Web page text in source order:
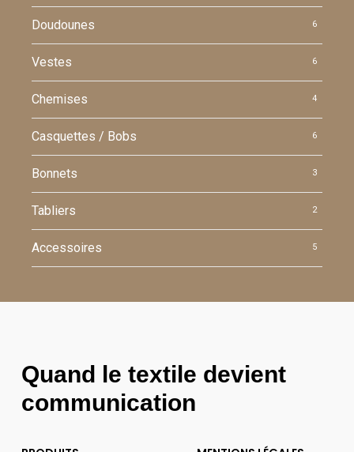
Doudounes 6
Vestes 6
Chemises 4
Casquettes / Bobs 6
Bonnets 3
Tabliers 2
Accessoires 5
Quand le textile devient
communication